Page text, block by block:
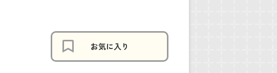
お気に入り